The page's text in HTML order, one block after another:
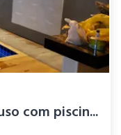
com piscin...